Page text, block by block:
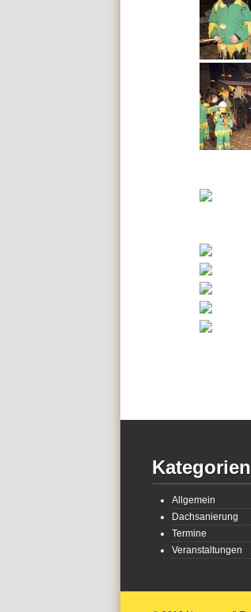
Kategorien
Allgemein
Dachsanierung
Termine
Veranstaltungen